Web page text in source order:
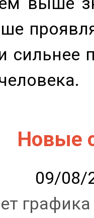
сильнее
Новые
09/08/